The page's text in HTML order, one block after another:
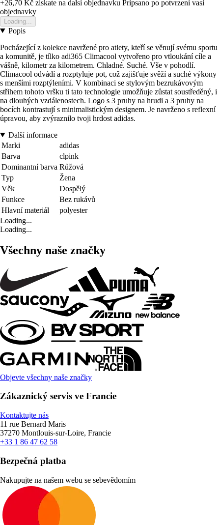
+26,70 Kč ziskate na dalsi objednavku Pripsano po potvrzeni vasi
objednavky
Loading...
Popis
Pocházející z kolekce navržené pro atlety, kteří se věnují svému sportu
a komunitě, je tílko adi365 Climacool vytvořeno pro vtloukání cíle a
vášně, kilometr za kilometrem. Chladné. Suché. Vše v pohodlí.
Climacool odvádí a rozptyluje pot, což zajišťuje svěží a suché výkony
s menšími rozptýleními. V kombinaci se stylovým bezrukávovým
střihem tohoto vršku ti tato technologie umožňuje zůstat soustředěný, i
na dlouhých vzdálenostech. Logo s 3 pruhy na hrudi a 3 pruhy na
bocích kontrastují s minimalistickým designem. Je navrženo s reflexní
úpravou, aby zvýraznilo tvoji hrdost adidas.
Další informace
Marki
adidas
Barva
clpink
Dominantní barva Růžová
Typ
Žena
Věk
Dospělý
Funkce
Bez rukávů
Hlavní materiál
polyester
Loading...
Loading...
Všechny naše značky
Objevte všechny naše značky
Zákaznický servis ve Francie
Kontaktujte nás
11 rue Bernard Maris
37270 Montlouis-sur-Loire, Francie
+33 1 86 47 62 58
Bezpečná platba
Nakupujte na našem webu se sebevědomím